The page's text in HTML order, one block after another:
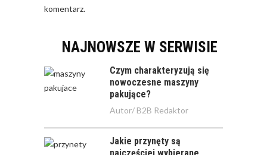
komentarz.
NAJNOWSZE W SERWISIE
Czym charakteryzują się
nowoczesne maszyny
pakujące?
Autor/ B2B Redaktor
Jakie przynęty są